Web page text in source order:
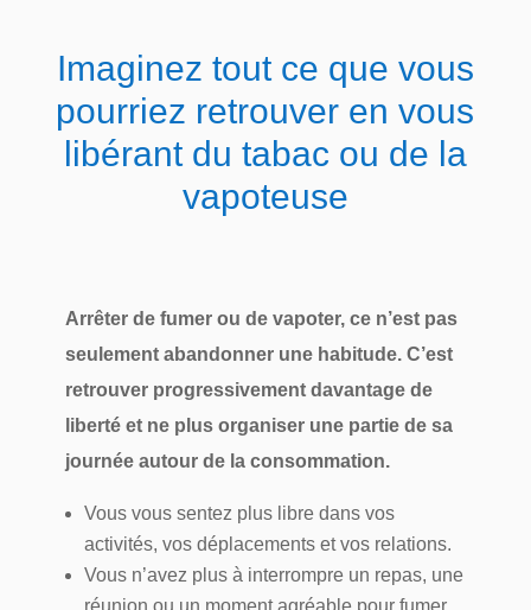
Imaginez tout ce que vous
pourriez retrouver en vous
libérant du tabac ou de la
vapoteuse
Arrêter de fumer ou de vapoter, ce n’est pas
seulement abandonner une habitude. C’est
retrouver progressivement davantage de
liberté et ne plus organiser une partie de sa
journée autour de la consommation.
Vous vous sentez plus libre dans vos
activités, vos déplacements et vos relations.
Vous n’avez plus à interrompre un repas, une
réunion ou un moment agréable pour fumer